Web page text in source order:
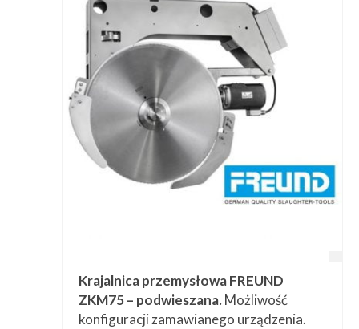
Krajalnica przemysłowa FREUND
ZKM75 – podwieszana.Możliwość
konfiguracji zamawianego urządzenia.